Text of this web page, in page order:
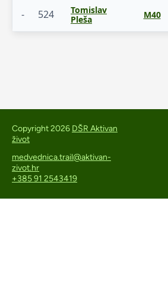
- 524
Tomislav
Pleša
M40
Copyright 2026 DŠR Aktivan
život
medvednica.trail@aktivan-
zivot.hr
+385 91 2543419